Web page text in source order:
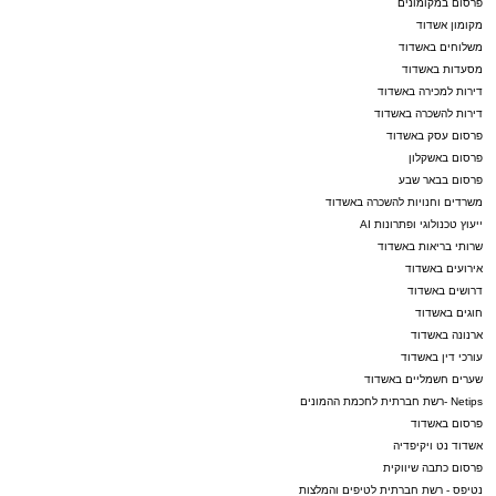
צפו ברגעים קצרים מהארוע העוצמתי שעוד ידובר
בו רבות.
מקומון אשדוד
משלוחים באשדוד
מסעדות באשדוד
דירות למכירה באשדוד
דירות להשכרה באשדוד
פרסום עסק באשדוד
פרסום באשקלון
פרסום בבאר שבע
משרדים וחנויות להשכרה באשדוד
ייעוץ טכנולוגי ופתרונות AI
שרותי בריאות באשדוד
אירועים באשדוד
דרושים באשדוד
חוגים באשדוד
ארנונה באשדוד
עורכי דין באשדוד
שערים חשמליים באשדוד
Netips -רשת חברתית לחכמת ההמונים
פרסום באשדוד
אשדוד נט ויקיפדיה
פרסום כתבה שיווקית
נטיפס - רשת חברתית לטיפים והמלצות